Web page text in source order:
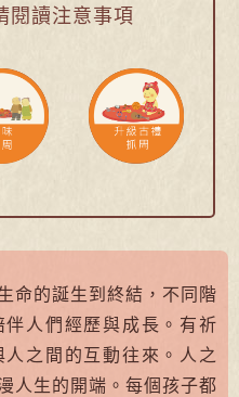
閱讀注意事項
命的誕生到終結，不同階
人們經歷與成長。有祈
之間的互動往來。人之
人生的開端。每個孩子都